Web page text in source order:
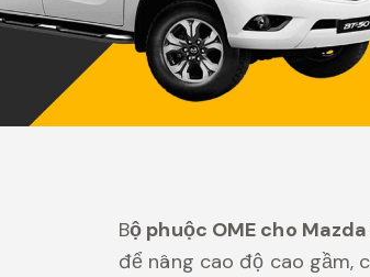
Bộ phuộc OME cho
để nâng cao độ cao gầm,